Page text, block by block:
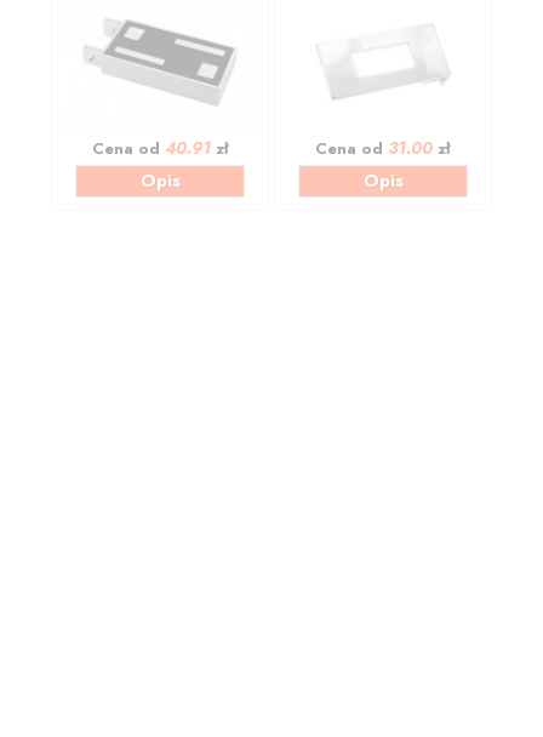
Cena od 40.91zł
Opis
Cena od 31.00 zł
Opis